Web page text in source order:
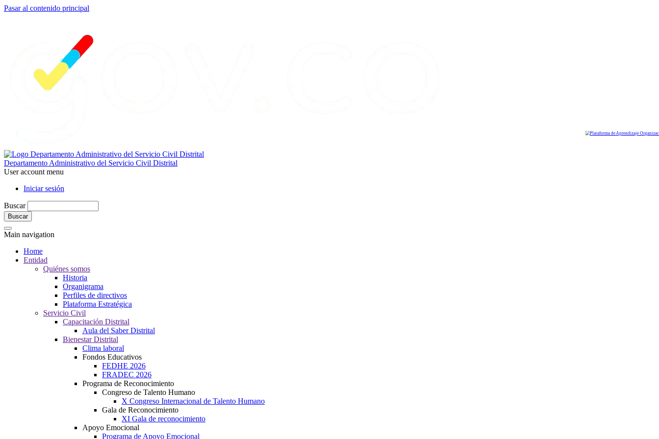
Pasar al contenido principal
Departamento Administrativo del Servicio Civil Distrital
User account menu
Iniciar sesión
Buscar
Main navigation
Home
Entidad
Quiénes somos
Historia
Organigrama
Perfiles de directivos
Plataforma Estratégica
Servicio Civil
Capacitación Distrital
Aula del Saber Distrital
Bienestar Distrital
Clima laboral
Fondos Educativos
FEDHE 2026
FRADEC 2026
Programa de Reconocimiento
Congreso de Talento Humano
X Congreso Internacional de Talento Humano
Gala de Reconocimiento
XI Gala de reconocimiento
Apoyo Emocional
Programa de Apoyo Emocional